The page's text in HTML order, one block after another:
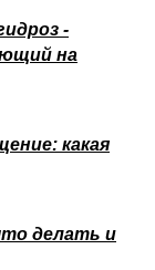
-
на
какая
делать и